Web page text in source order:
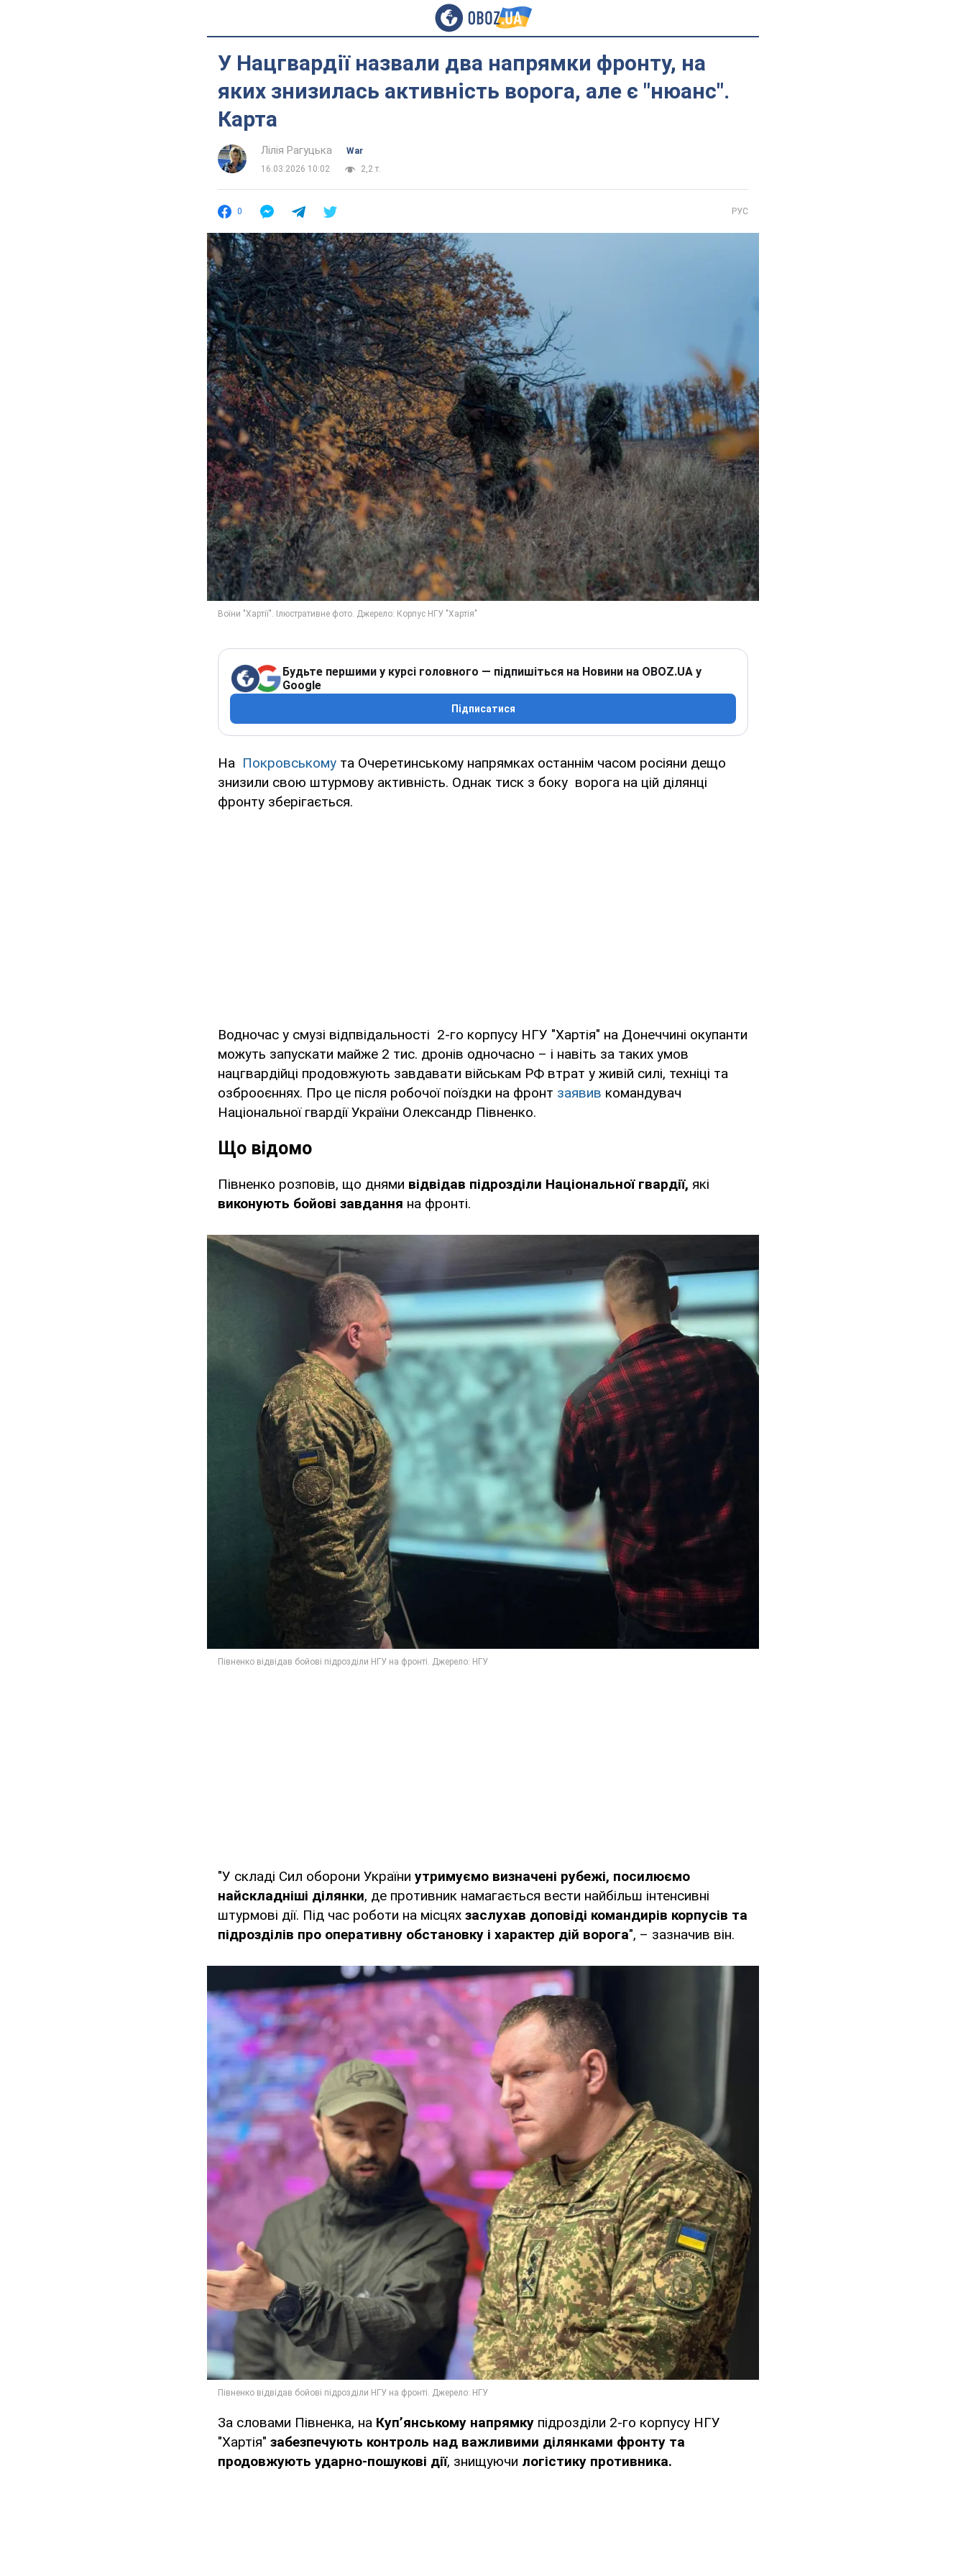
У Нацгвардії назвали два напрямки фронту, на
яких знизилась активність ворога, але є "нюанс".
Карта
Лілія Рагуцька
War
16.03.2026 10:02
2,2 т.
0 РУС
Будьте першими у курсі головного — підпишіться на Новини на OBOZ.UA у
Google
Підписатися
На Покровському та Очеретинському напрямках останнім часом росіяни дещо
знизили свою штурмову активність. Однак тиск з боку ворога на цій ділянці
фронту зберігається.
Водночас у смузі відпвідальності 2-го корпусу НГУ "Хартія" на Донеччині окупанти
можуть запускати майже 2 тис. дронів одночасно – і навіть за таких умов
нацгвардійці продовжують завдавати військам РФ втрат у живій силі, техніці та
озброоєннях. Про це після робочої поїздки на фронт заявив командувач
Національної гвардії України Олександр Півненко.
Що відомо
Півненко розповів, що днями відвідав підрозділи Національної гвардії, які
виконують бойові завдання на фронті.
"У складі Сил оборони України утримуємо визначені рубежі, посилюємо
найскладніші ділянки, де противник намагається вести найбільш інтенсивні
штурмові дії. Під час роботи на місцях заслухав доповіді командирів корпусів та
підрозділів про оперативну обстановку і характер дій ворога", – зазначив він.
За словами Півненка, на Куп’янському напрямку підрозділи 2-го корпусу НГУ
"Хартія" забезпечують контроль над важливими ділянками фронту та
продовжують ударно-пошукові дії, знищуючи логістику противника.